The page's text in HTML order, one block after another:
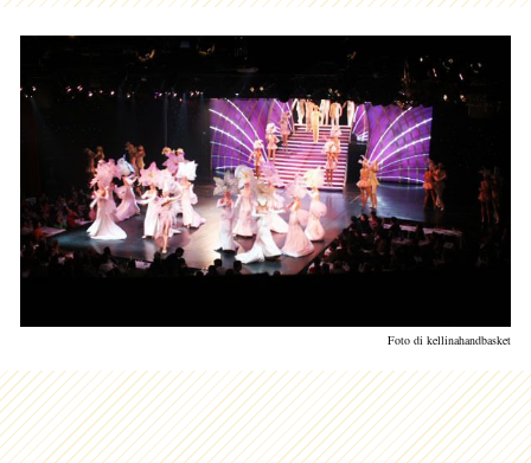
Foto di kellinahandbasket